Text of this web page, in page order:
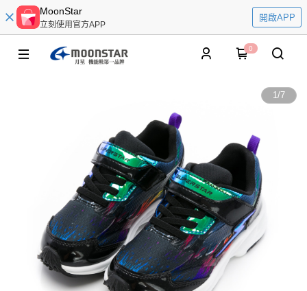
MoonStar
立刻使用官方APP
開啟APP
0
1/7